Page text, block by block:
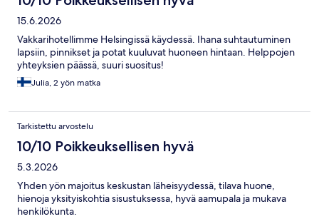
15.6.2026
Vakkarihotellimme Helsingissä käydessä. Ihana suhtautuminen
lapsiin, pinnikset ja potat kuuluvat huoneen hintaan. Helppojen
yhteyksien päässä, suuri suositus!
Julia, 2 yön matka
Tarkistettu arvostelu
10/10 Poikkeuksellisen hyvä
5.3.2026
Yhden yön majoitus keskustan läheisyydessä, tilava huone,
hienoja yksityiskohtia sisustuksessa, hyvä aamupala ja mukava
henkilökunta.